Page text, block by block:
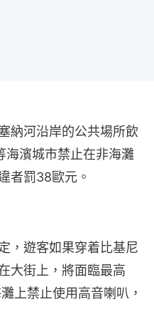
納河沿岸的公共場所飲
海濱城市禁止在非海灘
者罰38歐元。
，遊客如果穿着比基尼
大街上，將面臨最高
上禁止使用高音喇叭，